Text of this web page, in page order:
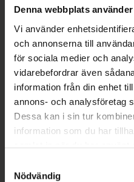
Denna webbplats
Vi använder
och annonserna till
för sociala medier och
vidarebefordrar även
information från din enhet
annons- och analysföretag
Dessa kan i sin tur
information som du har
samlat in när du har använt
Nödvändig